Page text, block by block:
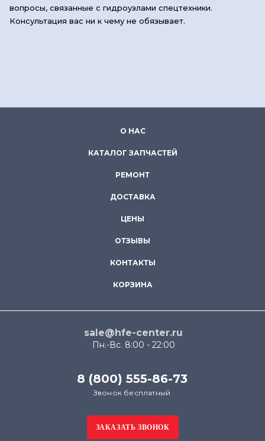
вопросы, связанные с гидроузлами спецтехники.
Консультация вас ни к чему не обязывает.
О НАС
КАТАЛОГ ЗАПЧАСТЕЙ
РЕМОНТ
ДОСТАВКА
ЦЕНЫ
ОТЗЫВЫ
КОНТАКТЫ
КОРЗИНА
sale@hfe-center.ru
Пн.-Вс. 8:00 - 22:00
8 (800) 555-86-73
Звонок бесплатный